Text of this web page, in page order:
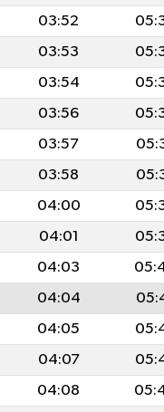
03:52
03:53
03:54
03:56
03:57
03:58
04:00
04:01
04:03
04:04
04:05
04:07
04:08